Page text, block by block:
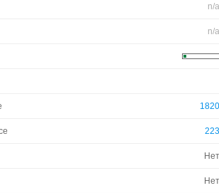
n/a
n/a
1820
223
Нет
Нет